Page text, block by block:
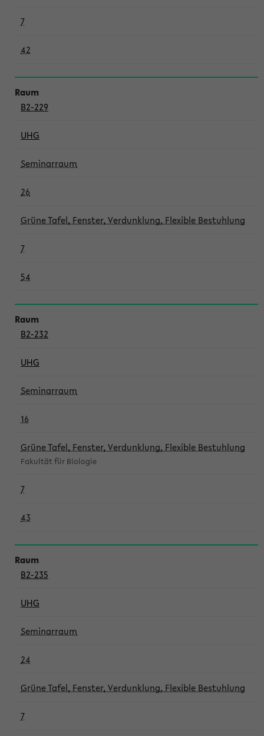
7
42
B2-229
UHG
Seminarraum
26
Grüne Tafel, Fenster, Verdunklung, Flexible Bestuhlung
7
54
B2-232
UHG
Seminarraum
16
Grüne Tafel, Fenster, Verdunklung, Flexible Bestuhlung
Fakultät für Biologie
7
43
B2-235
UHG
Seminarraum
24
Grüne Tafel, Fenster, Verdunklung, Flexible Bestuhlung
7